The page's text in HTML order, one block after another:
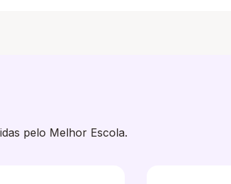
pelo Melhor Escola.